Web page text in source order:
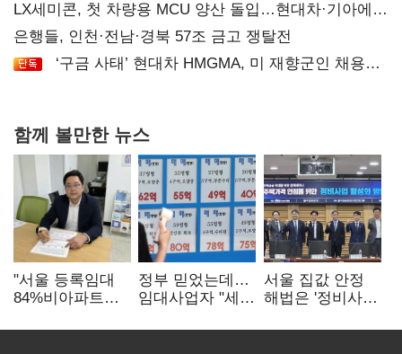
LX세미콘, 첫 차량용 MCU 양산 돌입…현대차·기아에
공급
은행들, 인천·전남·경북 57조 금고 쟁탈전
‘구금 사태’ 현대차 HMGMA, 미 재향군인 채용
함께 볼만한 뉴스
"서울 등록임대
84%비아파트…
달리해야"
정부 믿었는데…
임대사업자 "세금
서울 집값 안정
해법은 '정비사업
분쟁 해소도 과제